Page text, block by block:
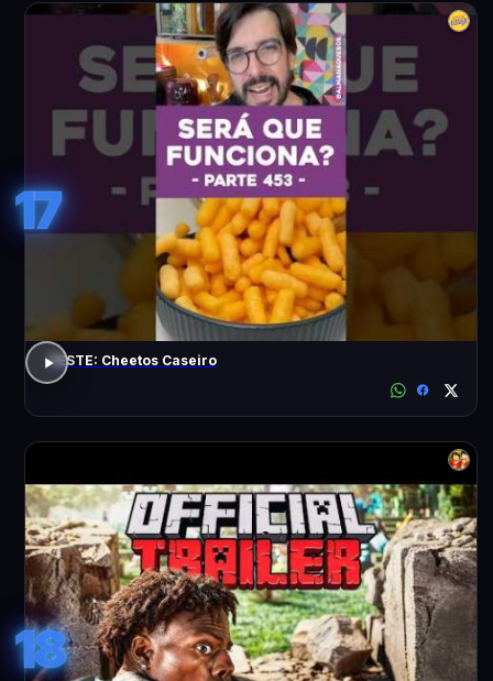
17
TESTE: Cheetos Caseiro
18